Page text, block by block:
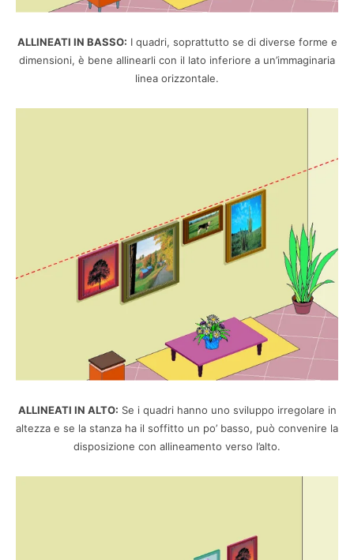
ALLINEATI IN BASSO: I quadri, soprattutto se di diverse forme e
dimensioni, è bene allinearli con il lato inferiore a un’immaginaria
linea orizzontale.
ALLINEATI IN ALTO: Se i quadri hanno uno sviluppo irregolare in
altezza e se la stanza ha il soffitto un po’ basso, può convenire la
disposizione con allineamento verso l’alto.